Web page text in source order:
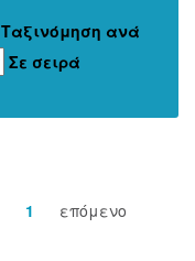
Ταξινόμηση ανά
Σε σειρά
1 επόμενο